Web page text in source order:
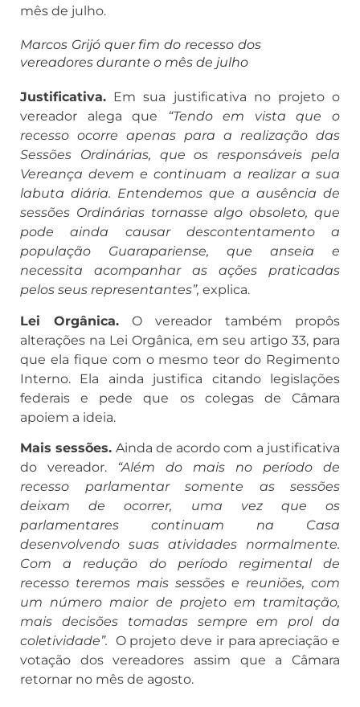
mês de julho.
Marcos Grijó quer fim do recesso dos
vereadores durante o mês de julho
Justificativa. Em sua justificativa no projeto o
vereador alega que “Tendo em vista que o
recesso ocorre apenas para a realização das
Sessões Ordinárias, que os responsáveis pela
Vereança devem e continuam a realizar a sua
labuta diária. Entendemos que a ausência de
sessões Ordinárias tornasse algo obsoleto, que
pode ainda causar descontentamento a
população Guarapariense, que anseia e
necessita acompanhar as ações praticadas
pelos seus representantes”, explica.
Lei Orgânica. O vereador também propôs
alterações na Lei Orgânica, em seu artigo 33, para
que ela fique com o mesmo teor do Regimento
Interno. Ela ainda justifica citando legislações
federais e pede que os colegas de Câmara
apoiem a ideia.
Mais sessões. Ainda de acordo com a justificativa
do vereador. “Além do mais no período de
recesso parlamentar somente as sessões
deixam de ocorrer, uma vez que os
parlamentares continuam na Casa
desenvolvendo suas atividades normalmente.
Com a redução do período regimental de
recesso teremos mais sessões e reuniões, com
um número maior de projeto em tramitação,
mais decisões tomadas sempre em prol da
coletividade”. O projeto deve ir para apreciação e
votação dos vereadores assim que a Câmara
retornar no mês de agosto.